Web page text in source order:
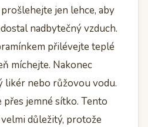
jen lehce, aby
nadbytečný vzduch.
přilévejte teplé
míchejte. Nakonec
likér nebo růžovou vodu.
přes jemné sítko. Tento
důležitý, protože